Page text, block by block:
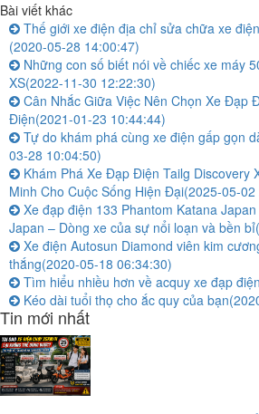
Bài viết khác
Thế giới xe điện địa chỉ sửa chữa xe
(2020-05-28 14:00:47)
Những con số biết nói về chiếc xe máy
XS(2022-11-30 12:22:30)
Cân Nhắc Giữa Việc Nên Chọn Xe Đạp
Điện(2021-01-23 10:44:44)
Tự do khám phá cùng xe điện gấp gọn
03-28 10:04:50)
Khám Phá Xe Đạp Điện Tailg Discovery
Minh Cho Cuộc Sống Hiện Đại(2025-05-
Xe đạp điện 133 Phantom Katana
Japan – Dòng xe của sự nổi loạn và bền bỉ
Xe điện Autosun Diamond viên kim
thắng(2020-05-18 06:34:30)
Tìm hiểu nhiều hơn về acquy xe đạp điện
Kéo dài tuổi thọ cho ắc quy của bạn
Tin mới nhất